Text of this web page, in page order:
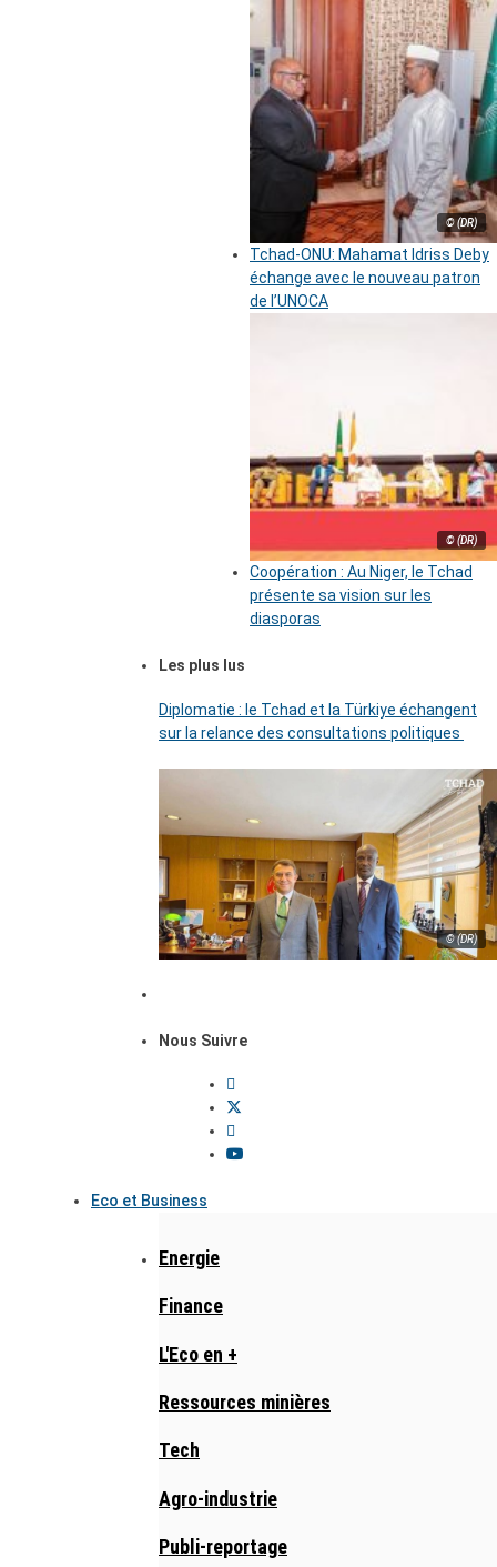
© (DR)
Tchad-ONU: Mahamat Idriss Deby
échange avec le nouveau patron
de l’UNOCA
© (DR)
Coopération : Au Niger, le Tchad
présente sa vision sur les
diasporas
Les plus lus
Diplomatie : le Tchad et la Türkiye échangent
sur la relance des consultations politiques
© (DR)
Nous Suivre
Eco et Business
Energie
Finance
L'Eco en +
Ressources minières
Tech
Agro-industrie
Publi-reportage